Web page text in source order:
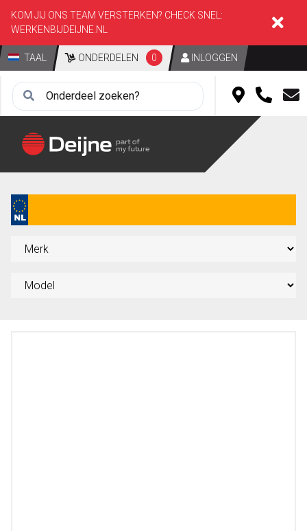
KOM JIJ ONS TEAM VERSTERKEN? CHECK SNEL:
WERKENBIJDEIJNE.NL
TAAL ONDERDELEN 0 INLOGGEN